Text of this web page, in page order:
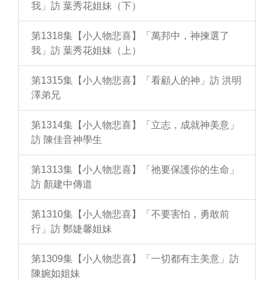
我」訪 葉秀花姐妹（下）
第1318集【小人物悲喜】「萬邦中，神揀選了
我」訪 葉秀花姐妹（上）
第1315集【小人物悲喜】「看顧人的神」訪 洪明
澤弟兄
第1314集【小人物悲喜】「立志，成就神美意」
訪 陳佳音神學生
第1313集【小人物悲喜】「祂要保護你的生命」
訪 顏建中傳道
第1310集【小人物悲喜】「不要害怕，勇敢前
行」訪 鄭婕馨姐妹
第1309集【小人物悲喜】「一切都有主美意」訪
陳婉如姐妹